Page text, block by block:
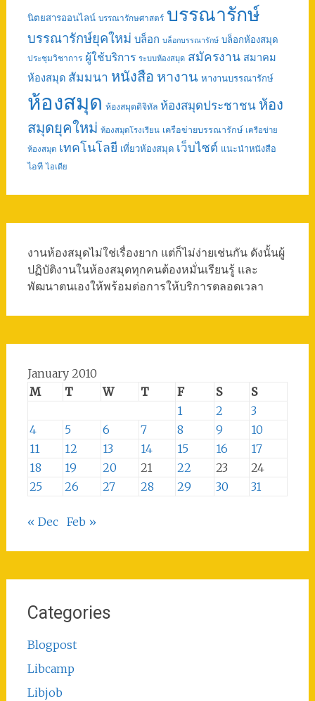
นิตยสารออนไลน์ บรรณารักษศาสตร์ บรรณารักษ์
บรรณารักษ์ยุคใหม่ บล็อก บล็อกบรรณารักษ์ บล็อกห้องสมุด
ประชุมวิชาการ ผู้ใช้บริการ ระบบห้องสมุด สมัครงาน สมาคม
ห้องสมุด สัมมนา หนังสือ หางาน หางานบรรณารักษ์
ห้องสมุด ห้องสมุดดิจิทัล ห้องสมุดประชาชน ห้อง
สมุดยุคใหม่ ห้องสมุดโรงเรียน เครือข่ายบรรณารักษ์ เครือข่าย
ห้องสมุด เทคโนโลยี เที่ยวห้องสมุด เว็บไซต์ แนะนำหนังสือ
ไอที ไอเดีย
งานห้องสมุดไม่ใช่เรื่องยาก แต่ก็ไม่ง่ายเช่นกัน ดังนั้นผู้
ปฏิบัติงานในห้องสมุดทุกคนต้องหมั่นเรียนรู้ และ
พัฒนาตนเองให้พร้อมต่อการให้บริการตลอดเวลา
January 2010
M
T W T F S
S
1
2
3
4
5 6 7 8 9
10
11
12 13 14 15 16
17
18
19 20 21 22 23
24
25
26 27 28 29 30 31
« Dec Feb »
Categories
Blogpost
Libcamp
Libjob